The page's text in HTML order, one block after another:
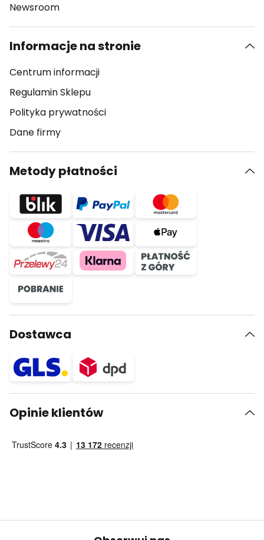
Newsroom
Informacje na stronie
Centrum informacji
Regulamin Sklepu
Polityka prywatności
Dane firmy
Metody płatności
Dostawca
Opinie klientów